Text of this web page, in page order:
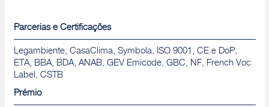
Parcerias e Certificações
Legambiente, CasaClima, Symbola, ISO 9001, CE e DoP,
ETA, BBA, BDA, ANAB, GEV Emicode, GBC, NF, French Voc
Label, CSTB
Prémio